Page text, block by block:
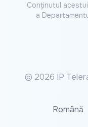
Conținutul
a
© 2026 IP
Română